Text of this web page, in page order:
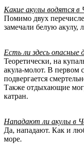
Какие акулы водятся в
Помимо двух
замечали белую акулу,
Есть ли здесь опасные
Теоретически, на
акула-молот. В первом
подвергается
Также отдыхающие
катран.
Нападают ли акулы в
Да, нападают. Как и
море.